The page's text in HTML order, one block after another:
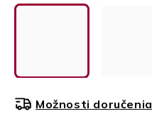
Možnosti doručenia